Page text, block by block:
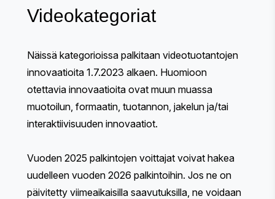
Videokategoriat
Näissä kategorioissa palkitaan videotuotantojen
innovaatioita 1.7.2023 alkaen. Huomioon
otettavia innovaatioita ovat muun muassa
muotoilun, formaatin, tuotannon, jakelun ja/tai
interaktiivisuuden innovaatiot.
Vuoden 2025 palkintojen voittajat voivat hakea
uudelleen vuoden 2026 palkintoihin. Jos ne on
päivitetty viimeaikaisilla saavutuksilla, ne voidaan